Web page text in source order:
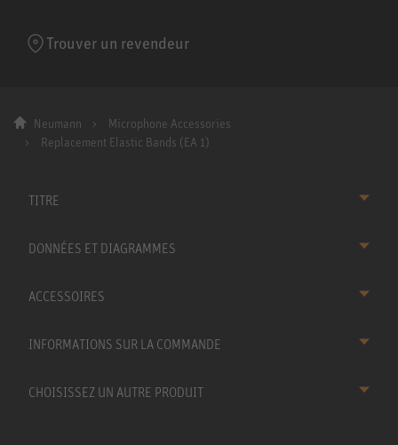
Trouver un revendeur
Neumann
Microphone Accessories
Replacement Elastic Bands (EA 1)
TITRE
DONNÉES ET DIAGRAMMES
ACCESSOIRES
INFORMATIONS SUR LA COMMANDE
CHOISISSEZ UN AUTRE PRODUIT